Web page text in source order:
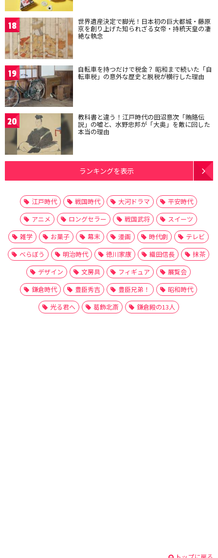
18 世界遺産決定で脚光！日本初の巨大都城・藤原
京を創り上げた知られざる女帝・持統天皇の凄
絶な執念
19 自転車を持つだけで税金？ 昭和まで続いた「自
転車税」の意外な歴史と脱税が横行した理由
20 教科書と違う！江戸時代の田沼意次「賄賂伝
説」の嘘と、水野忠邦が「大奥」を敵に回した
本当の理由
ランキングを表示
江戸時代 戦国時代 大河ドラマ
平安時代
アニメ
ロングセラー 戦国武将
スイーツ
雑学
お菓子 幕末 漫画 時代劇
テレビ
べらぼう
明治時代 徳川家康 織田信長
抹茶
デザイン
文房具 フィギュア
展覧会
鎌倉時代
豊臣秀吉 豊臣兄弟！
昭和時代
光る君へ
葛飾北斎 鎌倉殿の13人